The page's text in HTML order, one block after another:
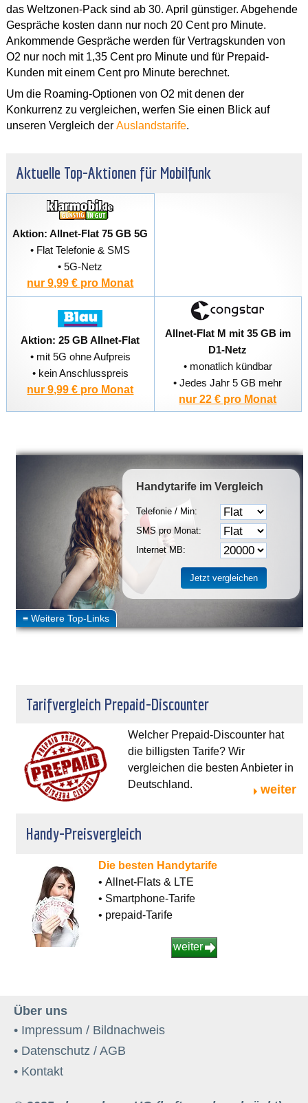
das Weltzonen-Pack sind ab 30. April günstiger. Abgehende
Gespräche kosten dann nur noch 20 Cent pro Minute.
Ankommende Gespräche werden für Vertragskunden von
O2 nur noch mit 1,35 Cent pro Minute und für Prepaid-
Kunden mit einem Cent pro Minute berechnet.
Um die Roaming-Optionen von O2 mit denen der
Konkurrenz zu vergleichen, werfen Sie einen Blick auf
unseren Vergleich der Auslandstarife.
Aktuelle Top-Aktionen für Mobilfunk
Aktion: Allnet-Flat 75 GB 5G
• Flat Telefonie & SMS
• 5G-Netz
nur 9,99 € pro Monat
Aktion: 25 GB Allnet-Flat
• mit 5G ohne Aufpreis
• kein Anschlusspreis
nur 9,99 € pro Monat
Allnet-Flat M mit 35 GB im
D1-Netz
• monatlich kündbar
• Jedes Jahr 5 GB mehr
nur 22 € pro Monat
Handytarife im Vergleich
Telefonie / Min:
SMS pro Monat:
Internet MB:
Tarifvergleich Prepaid-Discounter
Welcher Prepaid-Discounter hat
die billigsten Tarife? Wir
vergleichen die besten Anbieter in
Deutschland.
weiter
Handy-Preisvergleich
Die besten Handytarife
• Allnet-Flats & LTE
• Smartphone-Tarife
• prepaid-Tarife
weiter
Über uns
• Impressum / Bildnachweis
• Datenschutz / AGB
• Kontakt